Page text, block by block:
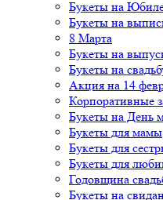
Букеты на
Букеты на
8 Марта
Букеты на
Букеты на
Акция на 14
Корпоративные
Букеты на День
Букеты для мамы
Букеты для
Букеты для
Годовщина
Букеты на